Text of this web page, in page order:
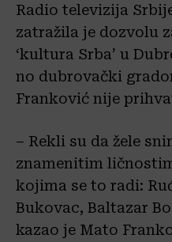
Radio televizija
zatražila je dozvolu
‘kultura Srba’ u
no dubrovački
Franković nije
– Rekli su da žele
znamenitim
kojima se to radi:
Bukovac, Baltazar
kazao je Mato